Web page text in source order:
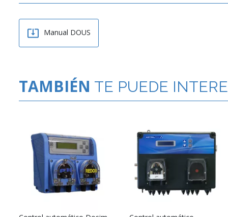
 Manual DOUS
TAMBIÉN TE PUEDE